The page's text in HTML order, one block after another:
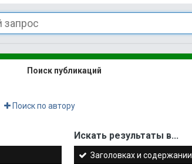
Поиск публикаций
Поиск по автору
Искать результаты в...
Заголовках и содержании